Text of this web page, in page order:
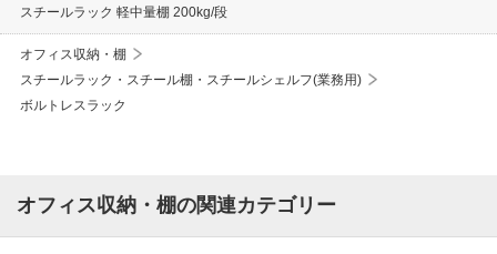
スチールラック 軽中量棚 200kg/段
オフィス収納・棚
スチールラック・スチール棚・スチールシェルフ(業務用)
ボルトレスラック
オフィス収納・棚の関連カテゴリー